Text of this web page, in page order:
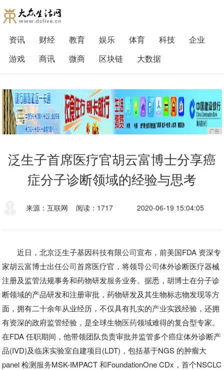
资讯 财经 教育 娱乐 体育 科技
企业
游戏
商讯 微商 区块链 大数据
广告
泛生子首席医疗官胡云富博士分享癌
症分子诊断领域的经验与思考
来源：互联网 阅读：1717 2020-06-19 15:04:05
近日，北京泛生子基因科技有限公司宣布，前美国FDA 资深专
家胡云富博士出任公司首席医疗官，将领导公司体外诊断医疗器械
注册及监管法规事务和药物研发服务业务。据悉，胡博士在分子诊
断领域的产品研发和注册审批，药物研发及其生物标志物发现等方
面，拥有二十余年从业经历，不仅具有扎实的产业实践经验，还拥
有资深的政府监管经验，是全球生物医药领域难得的复合型专家。
在FDA 任职期间，他带领团队负责审批并监管多个癌症体外诊断产
品(IVD)及临床实验室自建项目(LDT)，包括基于NGS 的肿瘤大
panel 检测服务MSK-IMPACT 和FoundationOne CDx，首个NSCLC